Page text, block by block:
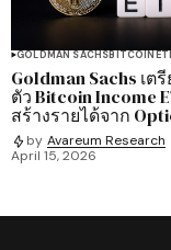
GOLDMAN SACHSBITCOIN
Goldman Sachs เต
ตัว Bitcoin Income
สร้างรายได้จาก
by Avareum Research
April 15, 2026